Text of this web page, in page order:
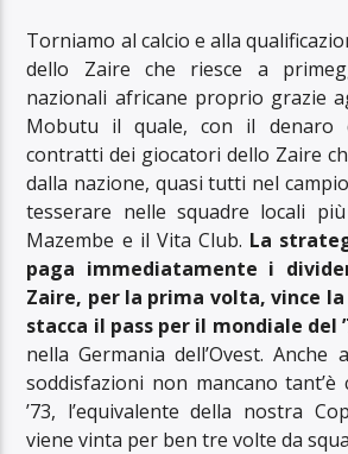
Torniamo al calcio e alla
dello Zaire che riesce a
nazionali africane proprio grazie
Mobutu il quale, con il denaro
contratti dei giocatori dello Zaire
dalla nazione, quasi tutti nel
tesserare nelle squadre locali
Mazembe e il Vita Club. La
paga immediatamente i
Zaire, per la prima volta, vince la
stacca il pass per il mondiale del
nella Germania dell’Ovest.
soddisfazioni non mancano tant’è
’73, l’equivalente della nostra
viene vinta per ben tre volte da